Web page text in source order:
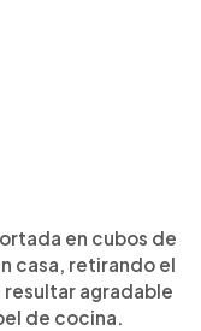
en cubos de
casa, retirando el
resultar agradable
de cocina.